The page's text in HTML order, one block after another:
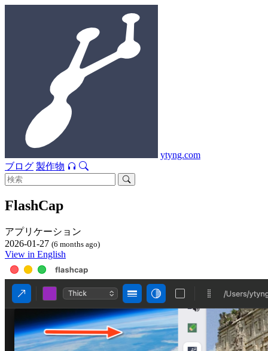
ytyng.com
ブログ 製作物
FlashCap
アプリケーション
2026-01-27 (6 months ago)
View in English